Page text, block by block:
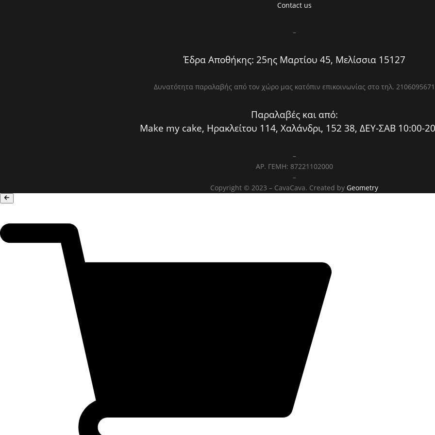
Contact us
–
Έδρα Αποθήκης: 25ης Μαρτίου 45, Μελίσσια 15127
Δυνατότητα παραλαβής από τον χώρο μας κατόπιν επικοινωνίας στο τηλ. 2106095671
Παραλαβές και από:
Make my cake, Ηρακλείτου 114, Χαλάνδρι, 152 38, ΔΕΥ-ΣΑΒ 10:00-
–
ΑΡ. ΓΕΜΗ: 87221102000
–
Copyright © 2023 – CavaCava. Created by Geometry